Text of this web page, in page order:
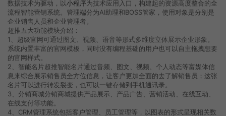
数据技术为驱动，以小程序为技术应用入口，构建起的资源高度整合的全
流程智能营销系统。管理端分为AI助理和BOSS管家，使用对象是分别是
企业销售人员和企业管理者。
超推五大功能模块介绍：
1、超级官网可通过图文、视频、语音等形式多维度立体展示企业形象。
系统内置丰富的官网模板，同时没有编程基础的用户也可以自主拖拽想要
的官网样式。
2、智能名片超推智能名片通过音频、图文、视频、个人动态等富媒体信
息来综合展示销售员全方位信息，让客户更加全面的去了解销售员；这张
名片可以进行转发裂变，也可以一键存储到手机通讯录。
3、分销商城分销商城提供产品展示、产品广告、营销活动、在线互动、
在线支付等功能。
4、CRM管理系统包括客户管理、员工管理等，以图表的形式呈现相关数